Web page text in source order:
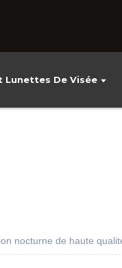
Lunettes De Visée
nocturne de haute